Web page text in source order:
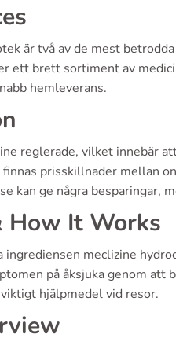
är två av de mest
ett brett sortiment av
hemleverans.
reglerade, vilket innebär
prisskillnader mellan
kan ge några besparingar,
How It Works
ingrediensen meclizine
på åksjuka genom att
hjälpmedel vid resor.